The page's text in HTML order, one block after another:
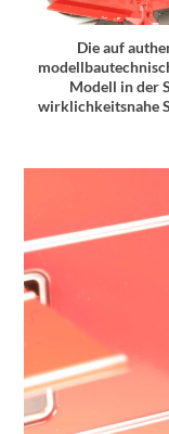
Die auf
Modell in der
wirklichkeitsnahe